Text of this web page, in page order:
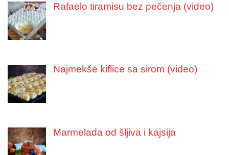
Rafaelo tiramisu bez pečenja (video)
Najmekše kiflice sa sirom (video)
Marmelada od šljiva i kajsija